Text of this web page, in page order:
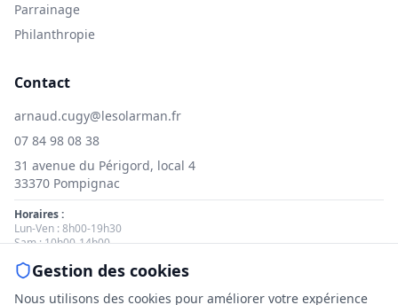
Parrainage
Philanthropie
Contact
arnaud.cugy@lesolarman.fr
07 84 98 08 38
31 avenue du Périgord, local 4
33370 Pompignac
Horaires :
Lun-Ven : 8h00-19h30
Sam : 10h00-14h00
Nous contacter
Gestion des cookies
Nous utilisons des cookies pour améliorer votre expérience